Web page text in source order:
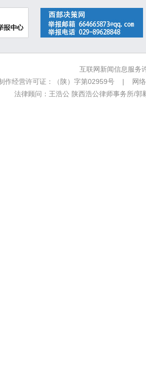
互联网新闻信息服
制作经营许可证：（陕）字第02959号 |
法律顾问：王浩公 陕西浩公律师事务